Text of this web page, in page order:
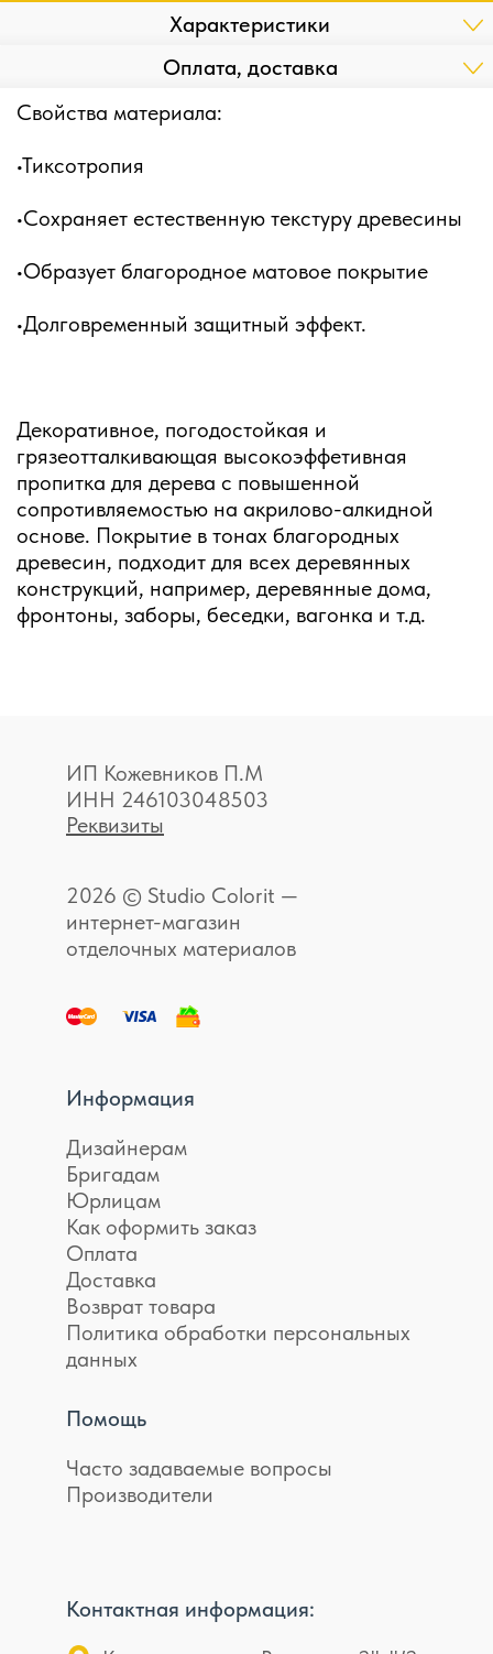
Характеристики
Оплата, доставка
Свойства материала:
•Тиксотропия
•Сохраняет естественную текстуру древесины
•Образует благородное матовое покрытие
•Долговременный защитный эффект.
Декоративное, погодостойкая и
грязеотталкивающая высокоэффетивная
пропитка для дерева с повышенной
сопротивляемостью на акрилово-алкидной
основе. Покрытие в тонах благородных
древесин, подходит для всех деревянных
конструкций, например, деревянные дома,
фронтоны, заборы, беседки, вагонка и т.д.
ИП Кожевников П.М
ИНН 246103048503
Реквизиты
2026 © Studio Colorit —
интернет-магазин
отделочных материалов
Информация
Дизайнерам
Бригадам
Юрлицам
Как оформить заказ
Оплата
Доставка
Возврат товара
Политика обработки персональных
данных
Помощь
Часто задаваемые вопросы
Производители
Контактная информация: